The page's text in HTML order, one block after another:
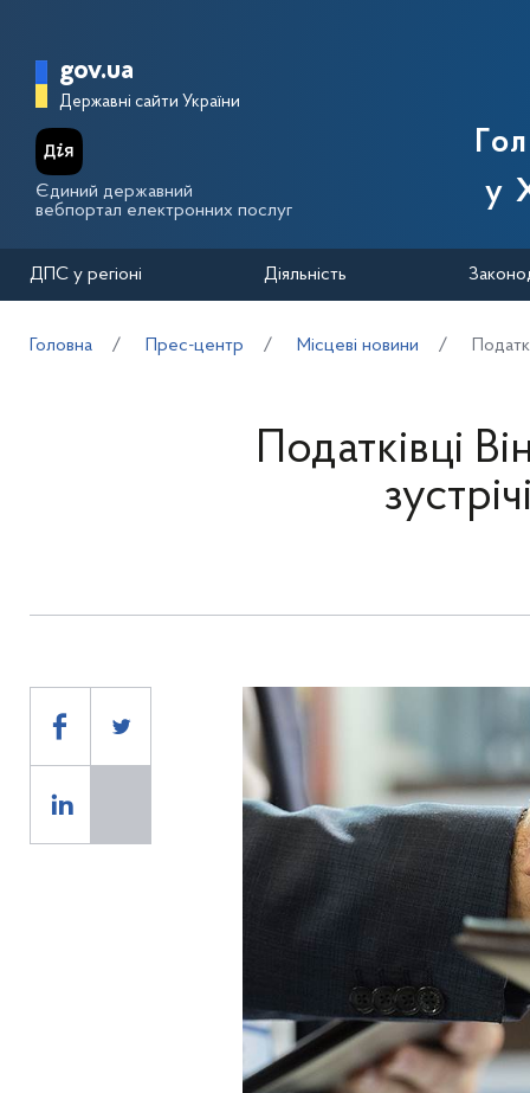
Головна сторінка Державної
gov.ua
Державні сайти України
Єдиний державний
вебпортал електронних послуг
у
ДПС у регіоні Діяльність
Головна Прес-центр Місцеві новини
Податківці